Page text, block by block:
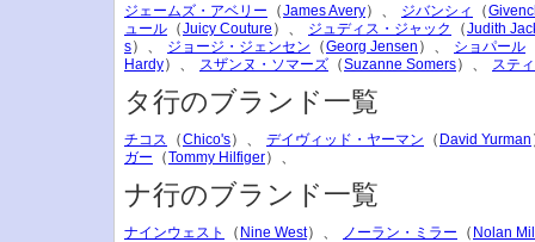
ジェームズ・アベリー （James Avery）、 ジバンシィ （
ュール （Juicy Couture ）、 ジュディス・ジャック （Judith
s）、 ジョージ・ジェンセン （Georg Jensen ）、 ショパール
Hardy）、 スザンヌ・ソマーズ （Suzanne Somers）、 ステ
タ行のブランド一覧
チコス （Chico's）、 デイヴィッド・ヤーマン （ David Yurman
ガー （Tommy Hilfiger）、
ナ行のブランド一覧
ナインウェスト （ Nine West）、 ノーラン・ミラー （ Nolan